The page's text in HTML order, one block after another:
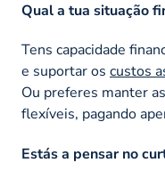
Qual a tua situação
Tens capacidade
e suportar os custos
Ou preferes manter
flexíveis, pagando
Estás a pensar no